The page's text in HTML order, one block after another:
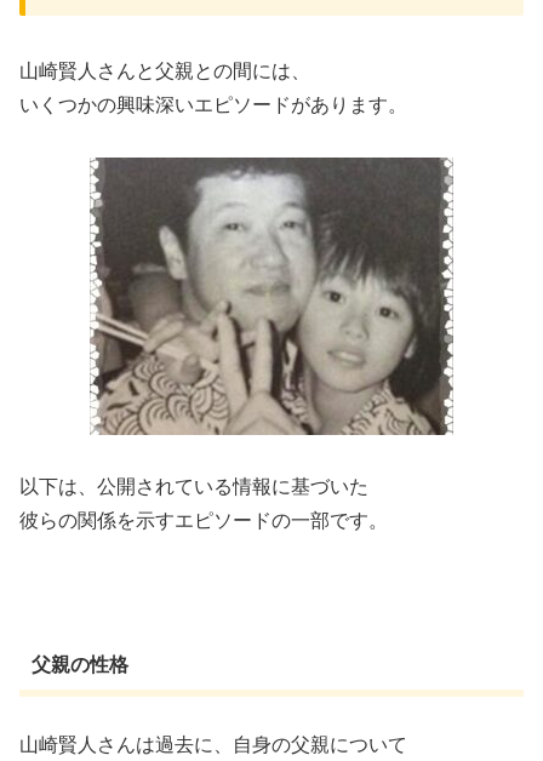
山崎賢人さんと父親との間には、
いくつかの興味深いエピソードがあります。
以下は、公開されている情報に基づいた
彼らの関係を示すエピソードの一部です。
父親の性格
山崎賢人さんは過去に、自身の父親について